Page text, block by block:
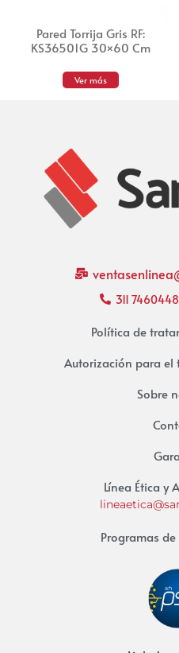
Pared Torrija Gris RF:
KS36501G 30×60 Cm
Ver más
311
Política de
Autorización para
Sobre
Línea Ética y
Programas